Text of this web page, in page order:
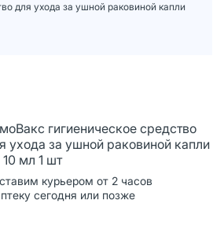
для ухода за ушной раковиной капли
гигиеническое средство
ухода за ушной раковиной капли
мл 1 шт
курьером от 2 часов
сегодня или позже